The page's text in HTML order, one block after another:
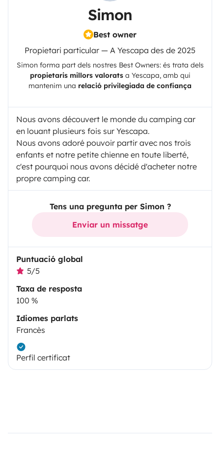
Simon
Best owner
Propietari particular — A Yescapa des de 2025
Simon forma part dels nostres Best Owners: és trata dels
propietaris millors valoratsa Yescapa, amb qui
mantenim una relació privilegiada de confiança
Nous avons découvert le monde du camping car
en louant plusieurs fois sur Yescapa.
Nous avons adoré pouvoir partir avec nos trois
enfants et notre petite chienne en toute liberté,
c'est pourquoi nous avons décidé d'acheter notre
propre camping car.
Tens una pregunta per Simon ?
Enviar un missatge
Puntuació global
5/5
Taxa de resposta
100 %
Idiomes parlats
Francès
Perfil certificat